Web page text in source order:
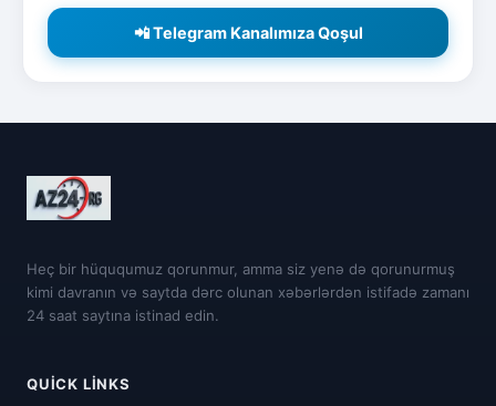
📲 Telegram Kanalımıza Qoşul
Heç bir hüququmuz qorunmur, amma siz yenə də qorunurmuş
kimi davranın və saytda dərc olunan xəbərlərdən istifadə zamanı
24 saat saytına istinad edin.
QUICK LINKS